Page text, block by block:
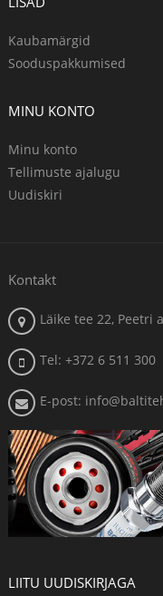
Kaubamärgid
Sooduspakkumised
MINU KONTO
Minu konto
Tellimuste ajalugu
Uudiskiri
Kontakt
Läike tee 22, Peetri
Tel: +372 6 511 300
E-post:
LIITU UUDISKIRJAGA